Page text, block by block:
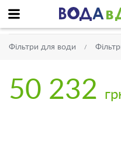
Фільтри для води
50 232